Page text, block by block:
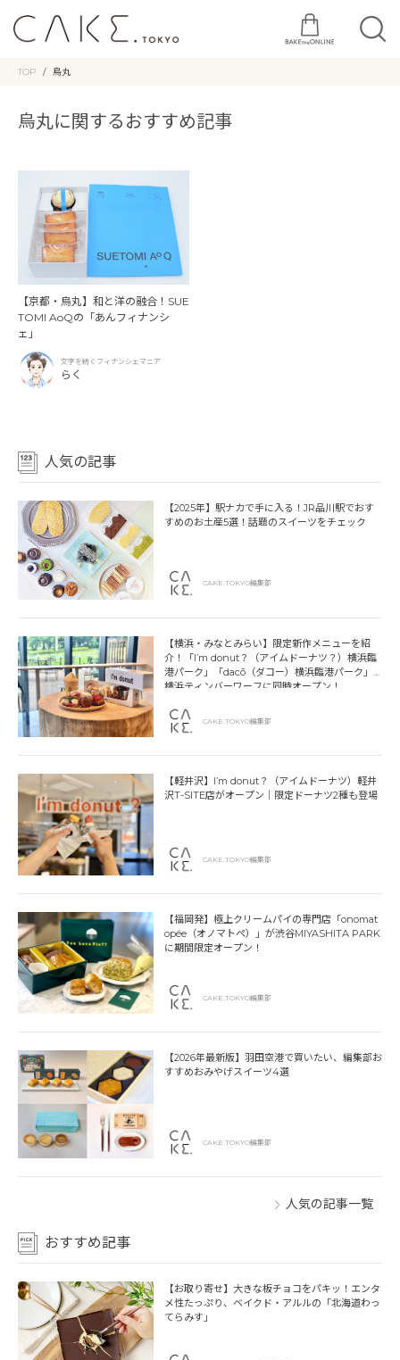
TOP 烏丸
烏丸に関するおすすめ記事
【京都・烏丸】和と洋の融合！SUE
TOMI AoQの「あんフィナンシ
ェ」
文字を紡ぐフィナンシェマニア
らく
人気の記事
【2025年】駅ナカで手に入る！JR品川駅でおす
すめのお土産5選！話題のスイーツをチェック
CAKE.TOKYO編集部
【横浜・みなとみらい】限定新作メニューを紹
介！「I’m donut？（アイムドーナツ？）横浜臨
港パーク」「dacō（ダコー）横浜臨港パーク」
横浜ティンバーワーフに同時オープン！
CAKE.TOKYO編集部
【軽井沢】I’m donut？（アイムドーナツ）軽井
沢T-SITE店がオープン｜限定ドーナツ2種も登場
CAKE.TOKYO編集部
【福岡発】極上クリームパイの専門店「onomat
opée（オノマトペ）」が渋谷MIYASHITA PARK
に期間限定オープン！
CAKE.TOKYO編集部
【2026年最新版】羽田空港で買いたい、編集部お
すすめおみやげスイーツ4選
CAKE.TOKYO編集部
人気の記事一覧
おすすめ記事
【お取り寄せ】大きな板チョコをパキッ！エンタ
メ性たっぷり、ベイクド・アルルの「北海道わっ
てらみす」